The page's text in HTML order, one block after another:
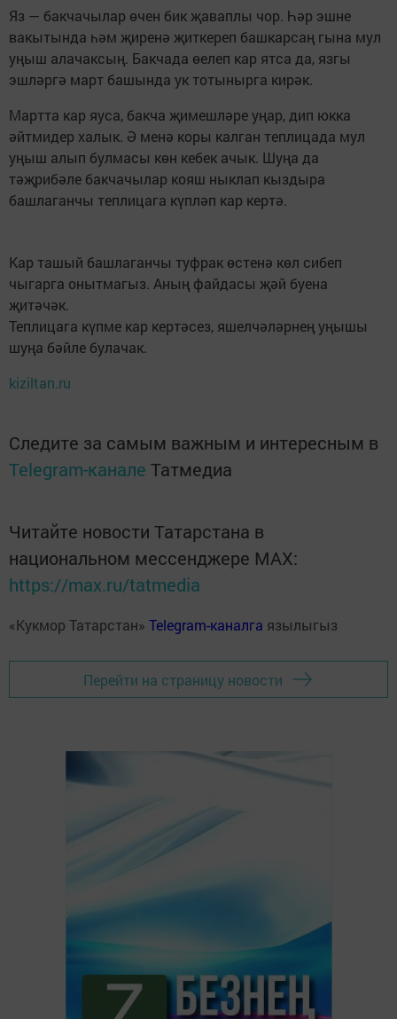
Яз — бакчачылар өчен бик җаваплы чор. Һәр эшне
вакытында һәм җиренә җиткереп башкарсаң гына мул
уңыш алачаксың. Бакчада өелеп кар ятса да, язгы
эшләргә март башында ук тотынырга кирәк.
Мартта кар яуса, бакча җимешләре уңар, дип юкка
әйтмидер халык. Ә менә коры калган теплицада мул
уңыш алып булмасы көн кебек ачык. Шуңа да
тәҗрибәле бакчачылар кояш ныклап кыздыра
башлаганчы теплицага күпләп кар кертә.
Кар ташый башлаганчы туфрак өстенә көл сибеп
чыгарга онытмагыз. Аның файдасы җәй буена
җитәчәк.
Теплицага күпме кар кертәсез, яшелчәләрнең уңышы
шуңа бәйле булачак.
kiziltan.ru
Следите за самым важным и интересным в
Telegram-канале Татмедиа
Читайте новости Татарстана в
национальном мессенджере MАХ:
https://max.ru/tatmedia
«Кукмор Татарстан» Telegram-каналга язылыгыз
Перейти на страницу новости